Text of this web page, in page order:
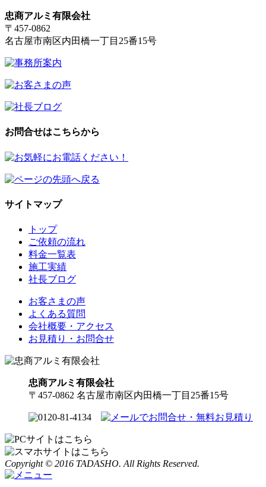
忠商アルミ有限会社
〒457-0862
名古屋市南区内田橋一丁目25番15号
お問合せはこちらから
サイトマップ
トップ
ご依頼の流れ
料金一覧表
施工実績
社長ブログ
お客さまの声
よくある質問
会社概要・アクセス
お見積り・お問合せ
忠商アルミ有限会社
〒457-0862 名古屋市南区内田橋一丁目25番15号
Copyright © 2016 TADASHO. All Rights Reserved.